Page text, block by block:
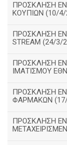
ΠΡΟΣΚΛΗΣΗ
ΚΟΥΠΙΩΝ (10/4/
ΠΡΟΣΚΛΗΣΗ
STREAM (24/3/
ΠΡΟΣΚΛΗΣΗ
ΙΜΑΤΙΣΜΟΥ
ΠΡΟΣΚΛΗΣΗ
ΦΑΡΜΑΚΩΝ
ΠΡΟΣΚΛΗΣΗ